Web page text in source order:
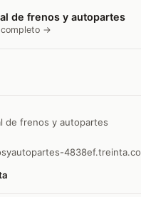
de frenos y autopartes
→
de frenos y autopartes
4838ef.treinta.co